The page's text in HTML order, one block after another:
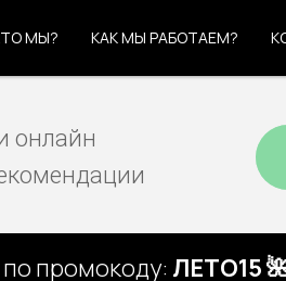
онлайн
по промокоду: ЛЕТО15
МЫ? КАК МЫ РАБОТАЕМ?